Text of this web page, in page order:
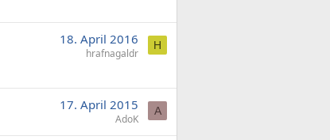
18. April 2016
hrafnagaldr
H
17. April 2015
AdoK
A